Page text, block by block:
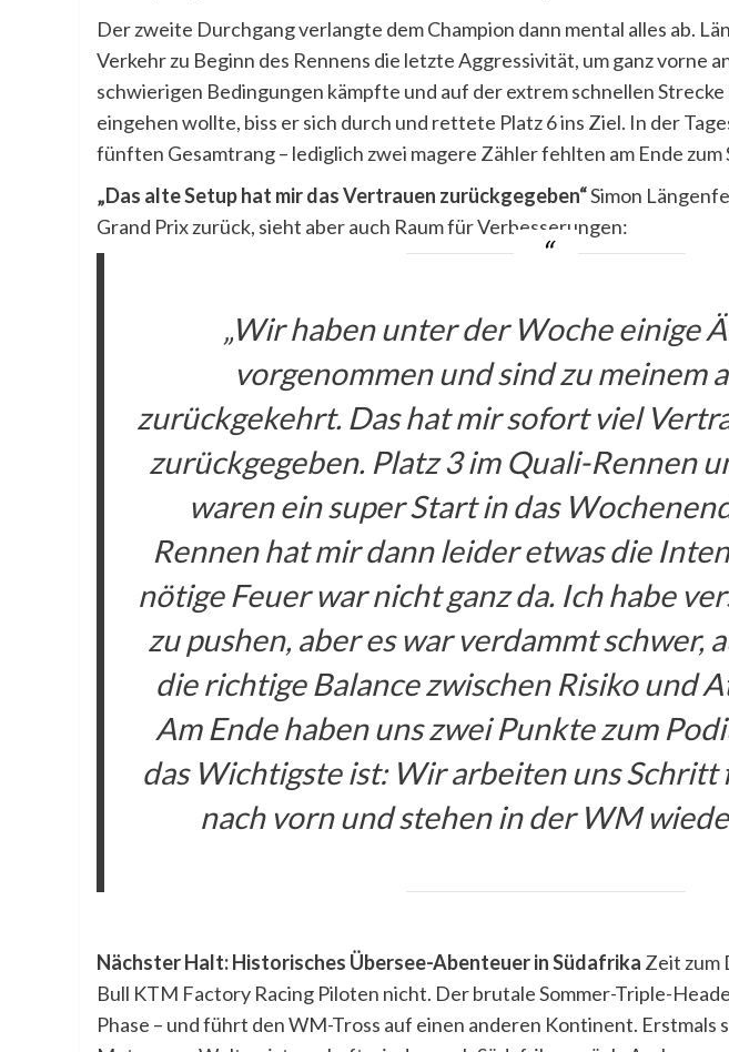
Der zweite Durchgang verlangte dem Champion dann mental alles ab.
Verkehr zu Beginn des Rennens die letzte Aggressivität, um ganz vorne
schwierigen Bedingungen kämpfte und auf der extrem schnellen Strecke
eingehen wollte, biss er sich durch und rettete Platz 6 ins Ziel. In der
fünften Gesamtrang – lediglich zwei magere Zähler fehlten am Ende zum
„Das alte Setup hat mir das Vertrauen zurückgegeben“Simon
Grand Prix zurück, sieht aber auch Raum für Verbesserungen:
„Wir haben unter der Woche einige
vorgenommen und sind zu meinem
zurückgekehrt. Das hat mir sofort viel
zurückgegeben. Platz 3 im Quali-Rennen
waren ein super Start in das
Rennen hat mir dann leider etwas die
nötige Feuer war nicht ganz da. Ich habe
zu pushen, aber es war verdammt schwer,
die richtige Balance zwischen Risiko und
Am Ende haben uns zwei Punkte zum
das Wichtigste ist: Wir arbeiten uns
nach vorn und stehen in der WM
Nächster Halt: Historisches Übersee-Abenteuer in Südafrika Zeit zum
Bull KTM Factory Racing Piloten nicht. Der brutale Sommer-Triple-
Phase – und führt den WM-Tross auf einen anderen Kontinent. Erstmals